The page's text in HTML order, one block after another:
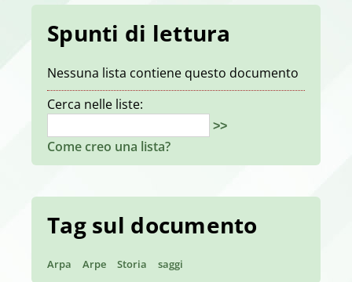
Spunti di lettura
Nessuna lista contiene questo documento
Cerca nelle liste:
>>
Come creo una lista?
Tag sul documento
Arpa Arpe Storia saggi